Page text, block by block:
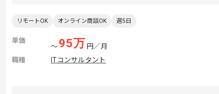
リモートOK オンライン商談OK 週5日
単価
〜95万 円／月
職種
ITコンサルタント